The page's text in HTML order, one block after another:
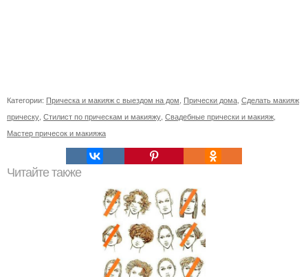
Категории: Прическа и макияж с выездом на дом, Прически дома, Сделать макияж
прическу, Стилист по прическам и макияжу, Свадебные прически и макияж,
Мастер причесок и макияжа
Читайте также